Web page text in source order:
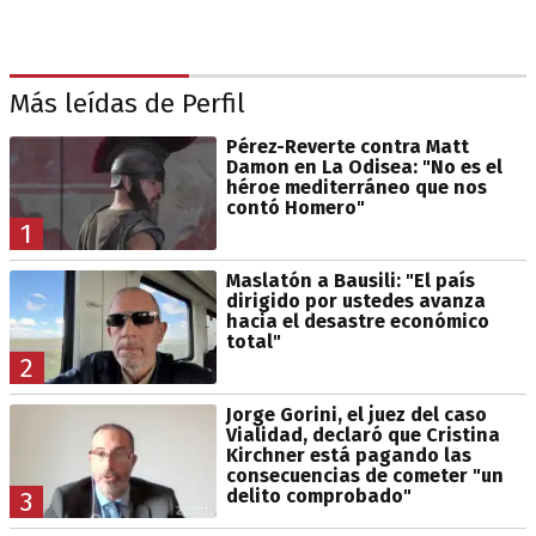
Más leídas de Perfil
1
Pérez-Reverte contra Matt
Damon en La Odisea: "No es el
héroe mediterráneo que nos
contó Homero"
2
Maslatón a Bausili: "El país
dirigido por ustedes avanza
hacia el desastre económico
total"
3
Jorge Gorini, el juez del caso
Vialidad, declaró que Cristina
Kirchner está pagando las
consecuencias de cometer "un
delito comprobado"